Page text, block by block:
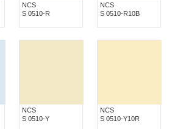
NCS
S 0510-R
NCS
S 0510-R10B
NCS
S 0510-Y
NCS
S 0510-Y10R